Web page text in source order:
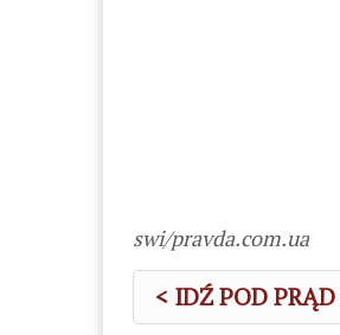
swi/pravda.com.ua
< IDŹ POD PRĄD